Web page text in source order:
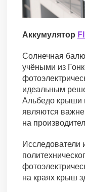
Аккумулятор
Солнечная
учёными из
идеальным
Альбедо крыши
являются
на
Исследователи
на краях крыш